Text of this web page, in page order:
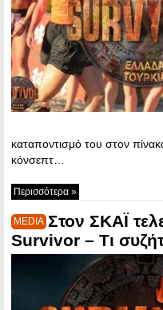
καταποντισμό του στον
κόνσεπτ…
Περισσότερα »
MEDIA Στον ΣΚΑΪ
Survivor – Τι